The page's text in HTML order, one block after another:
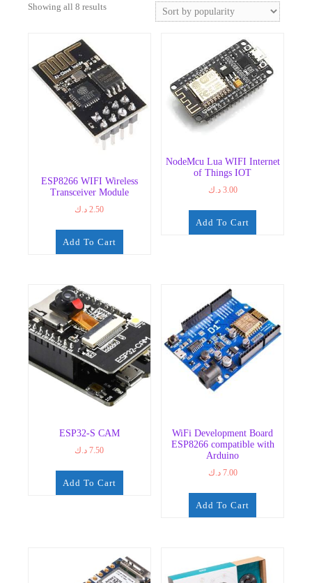
Showing all 8 resultsSorted
ESP8266 WIFI Wireless
Transceiver Module
2.50 د.ك
Add To Cart
NodeMcu Lua WIFI Internet
of Things IOT
3.00 د.ك
Add To Cart
ESP32-S CAM
7.50 د.ك
Add To Cart
WiFi Development Board
ESP8266 compatible with
Arduino
7.00 د.ك
Add To Cart